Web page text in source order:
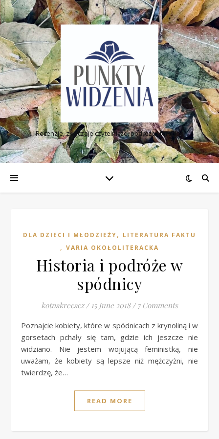
Recenzje, zwyczaje czytelnicze, podróże literackie
DLA DZIECI I MŁODZIEŻY, LITERATURA FAKTU
, VARIA OKOŁOLITERACKA
Historia i podróże w
spódnicy
kotnakrecacz / 15 June 2018 / 7 Comments
Poznajcie kobiety, które w spódnicach z krynoliną i w
gorsetach pchały się tam, gdzie ich jeszcze nie
widziano. Nie jestem wojującą feministką, nie
uważam, że kobiety są lepsze niż mężczyżni, nie
twierdzę, że…
READ MORE